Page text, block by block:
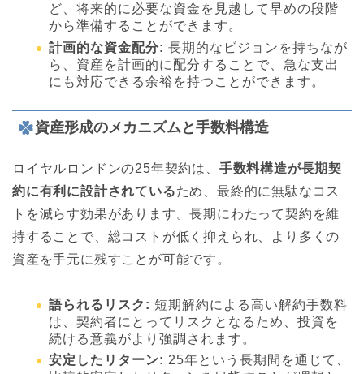
ど、将来的に必要な資金を見越して早めの段階
から準備することができます。
計画的な資金配分: 長期的なビジョンを持ちなが
ら、資産を計画的に配分することで、急な支出
にも対応できる余裕を持つことができます。
資産形成のメカニズムと手数料構造
ロイヤルロンドンの25年契約は、 手数料構造が長期契
約に有利に設計されているため、最終的に無駄なコス
トを減らす効果があります。長期にわたって契約を維
持することで、総コストが低く抑えられ、より多くの
資産を手元に残すことが可能です。
語られるリスク: 短期解約による高い解約手数料
は、契約者にとってリスクとなるため、投資を
続ける意義がより強調されます。
安定したリターン: 25年という長期間を通じて、